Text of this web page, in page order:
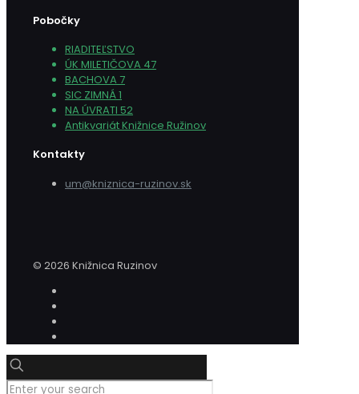
Pobočky
RIADITEĽSTVO
ÚK MILETIČOVA 47
BACHOVA 7
SIC ZIMNÁ 1
NA ÚVRATI 52
Antikvariát Knižnice Ružinov
Kontakty
um@kniznica-ruzinov.sk
© 2026 Knižnica Ruzinov